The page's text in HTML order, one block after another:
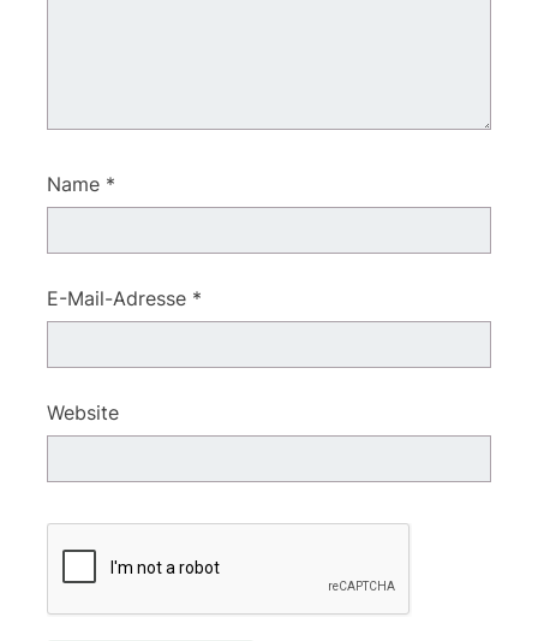
Name *
E-Mail-Adresse *
Website